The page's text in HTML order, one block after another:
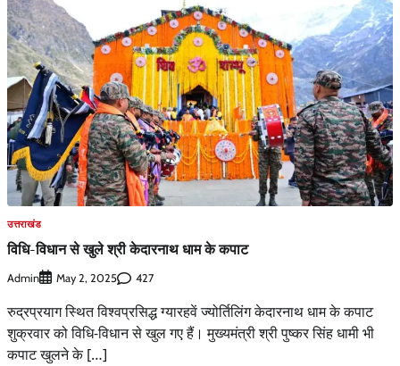
उत्तराखंड
विधि-विधान से खुले श्री केदारनाथ धाम के कपाट
Admin May 2, 2025 427
रुद्रप्रयाग स्थित विश्वप्रसिद्ध ग्यारहवें ज्योर्तिलिंग केदारनाथ धाम के कपाट
शुक्रवार को विधि-विधान से खुल गए हैं। मुख्यमंत्री श्री पुष्कर सिंह धामी भी
कपाट खुलने के […]